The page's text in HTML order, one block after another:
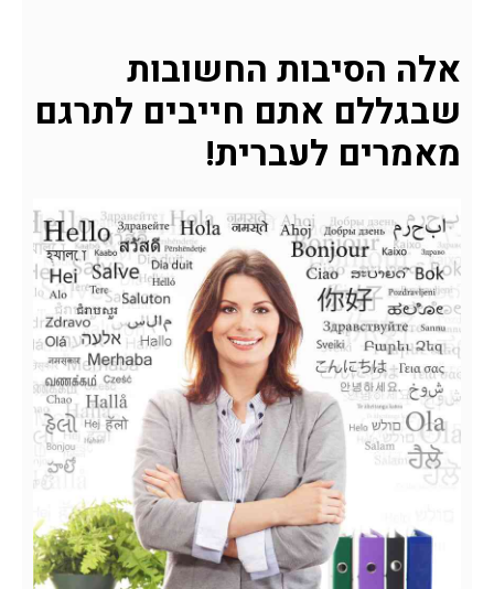
אלה הסיבות החשובות
שבגללם אתם חייבים לתרגם
מאמרים לעברית!